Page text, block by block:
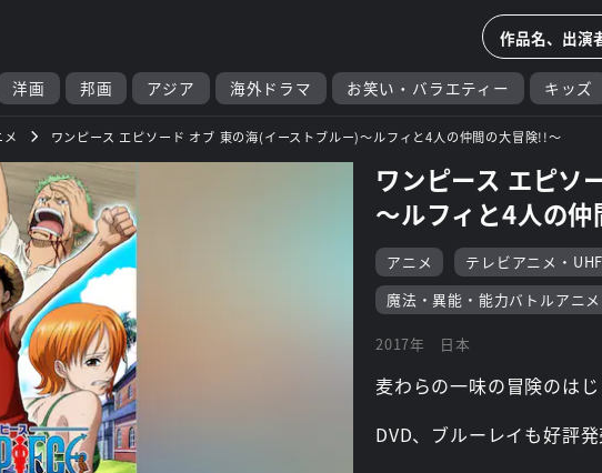
洋画 邦画 アジア 海外ドラマ お笑い・バラエティー キッズ
ワンピース エピソード オブ 東の海(イーストブルー)～ルフィと4人の仲間の大冒険!!～
ワンピース エピソ
～ルフィと4人の
アニメ
テレビアニメ・
魔法・異能・能力バトルアニメ
2017年 日本
麦わらの一味の冒険のは
DVD、ブルーレイも好評